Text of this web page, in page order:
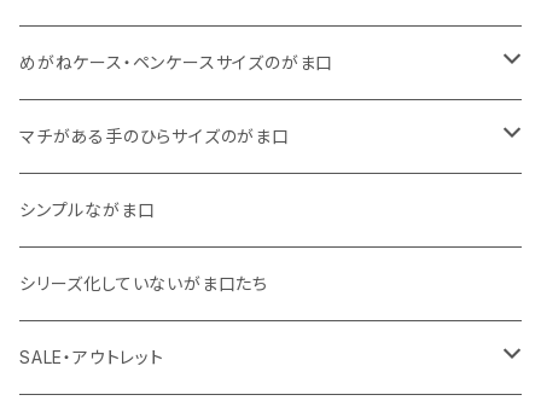
11号帆布
くったりコットンキャンバス
11号帆布
・ マチなしスリムタイプ
くったりコットンキャンバス
リネン
・ 柄いろいろ
・ 巾着ポーチ
・ くったりコットンキャンバス
・ 11号帆布
・ リネン
めがねケース・ペンケースサイズのがま口
・ くったりコットンキャンバス
・ 11号帆布
・ その他
マチがある手のひらサイズのがま口
・ 小さいサイズ
11号帆布
コットンキャンバス
・ 中くらいのサイズ
コットンキャンバス
シンプルながま口
シリーズ化していないがま口たち
SALE・アウトレット